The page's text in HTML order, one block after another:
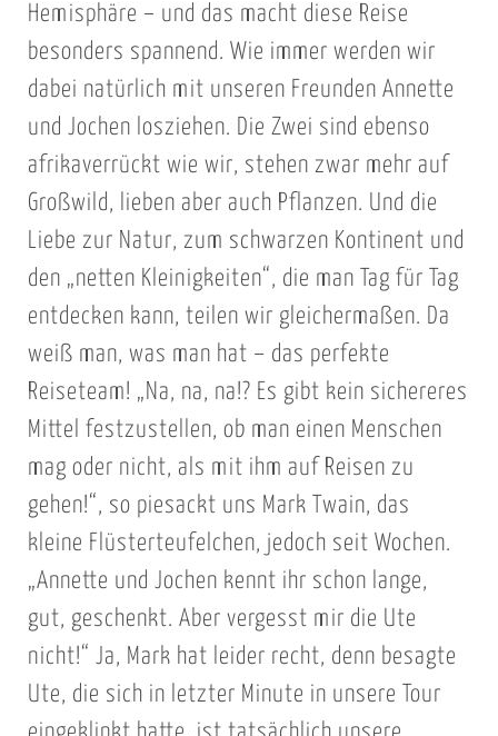
Hemisphäre – und das macht diese Reise
besonders spannend. Wie immer werden wir
dabei natürlich mit unseren Freunden Annette
und Jochen losziehen. Die Zwei sind ebenso
afrikaverrückt wie wir, stehen zwar mehr auf
Großwild, lieben aber auch Pflanzen. Und die
Liebe zur Natur, zum schwarzen Kontinent und
den „netten Kleinigkeiten“, die man Tag für Tag
entdecken kann, teilen wir gleichermaßen. Da
weiß man, was man hat – das perfekte
Reiseteam! „Na, na, na!? Es gibt kein sichereres
Mittel festzustellen, ob man einen Menschen
mag oder nicht, als mit ihm auf Reisen zu
gehen!“, so piesackt uns Mark Twain, das
kleine Flüsterteufelchen, jedoch seit Wochen.
„Annette und Jochen kennt ihr schon lange,
gut, geschenkt. Aber vergesst mir die Ute
nicht!“ Ja, Mark hat leider recht, denn besagte
Ute, die sich in letzter Minute in unsere Tour